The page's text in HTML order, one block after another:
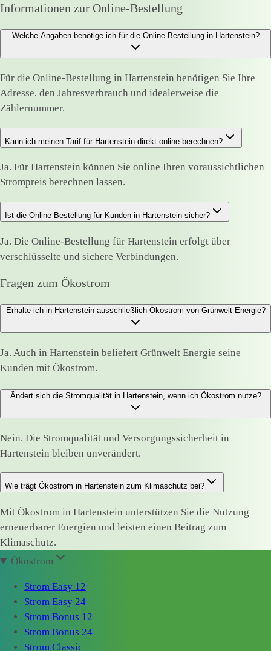
Informationen zur Online-Bestellung
Welche Angaben benötige ich für die Online-Bestellung in Hartenstein?
Für die Online-Bestellung in Hartenstein benötigen Sie Ihre
Adresse, den Jahresverbrauch und idealerweise die
Zählernummer.
Kann ich meinen Tarif für Hartenstein direkt online berechnen?
Ja. Für Hartenstein können Sie online Ihren voraussichtlichen
Strompreis berechnen lassen.
Ist die Online-Bestellung für Kunden in Hartenstein sicher?
Ja. Die Online-Bestellung für Hartenstein erfolgt über
verschlüsselte und sichere Verbindungen.
Fragen zum Ökostrom
Erhalte ich in Hartenstein ausschließlich Ökostrom von Grünwelt Energie?
Ja. Auch in Hartenstein beliefert Grünwelt Energie seine
Kunden mit Ökostrom.
Ändert sich die Stromqualität in Hartenstein, wenn ich Ökostrom nutze?
Nein. Die Stromqualität und Versorgungssicherheit in
Hartenstein bleiben unverändert.
Wie trägt Ökostrom in Hartenstein zum Klimaschutz bei?
Mit Ökostrom in Hartenstein unterstützen Sie die Nutzung
erneuerbarer Energien und leisten einen Beitrag zum
Klimaschutz.
Ökostrom
Strom Easy 12
Strom Easy 24
Strom Bonus 12
Strom Bonus 24
Strom Classic